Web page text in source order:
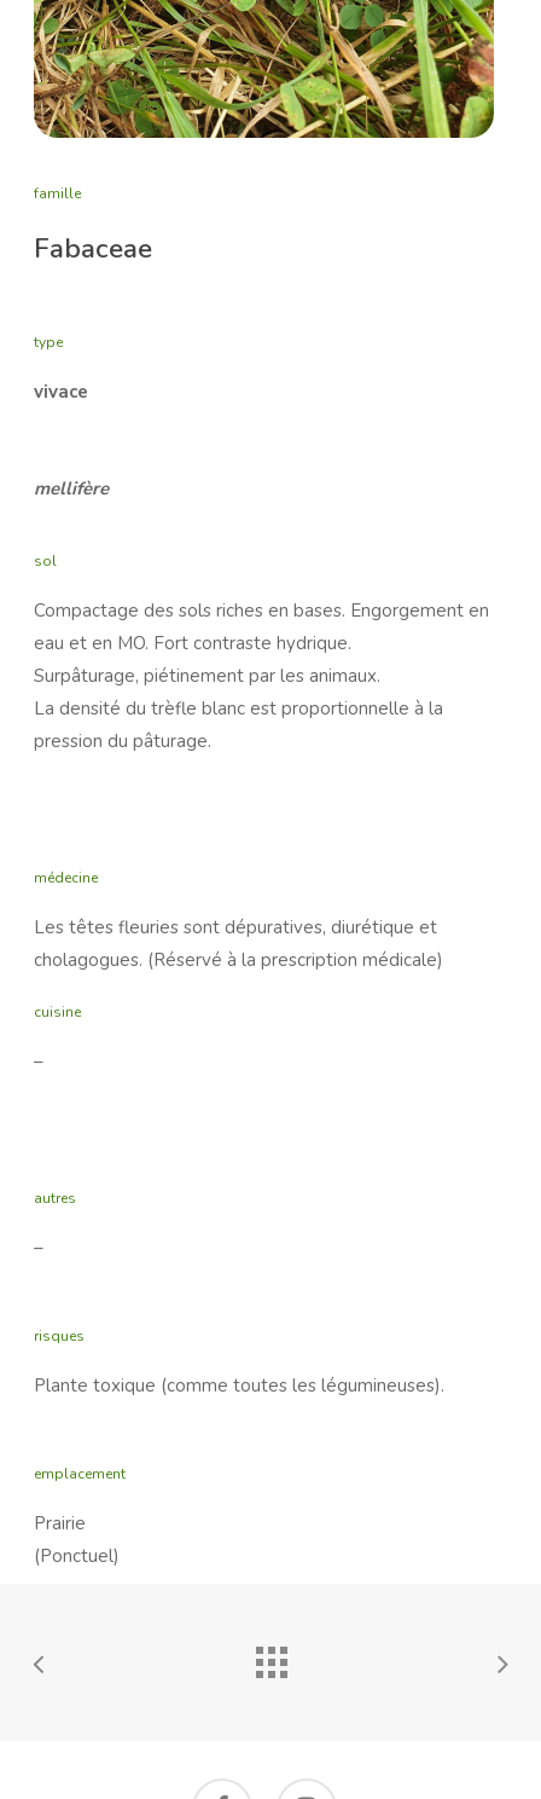
famille
Fabaceae
type
vivace
mellifère
sol
Compactage des sols riches en bases. Engorgement en
eau et en MO. Fort contraste hydrique.
Surpâturage, piétinement par les animaux.
La densité du trèfle blanc est proportionnelle à la
pression du pâturage.
médecine
Les têtes fleuries sont dépuratives, diurétique et
cholagogues. (Réservé à la prescription médicale)
cuisine
–
autres
–
risques
Plante toxique (comme toutes les légumineuses).
emplacement
Prairie
(Ponctuel)
facebook instagram